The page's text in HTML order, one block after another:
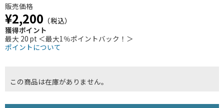
販売価格
¥2,200 （税込）
獲得ポイント
最大 20 pt ＜最大1％ポイントバック！＞
ポイントについて
この商品は在庫がありません。